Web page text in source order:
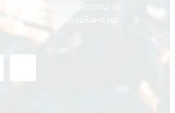
възможности за
и създаване на